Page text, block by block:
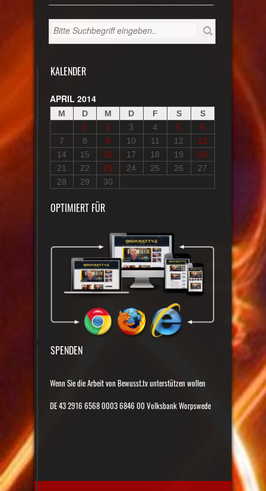
KALENDER
APRIL 2014
M D M D F S
S
1
2 3 4 5
6
7
8 9 10 11 12
13
14
15 16 17 18 19
20
21
22 23 24 25 26
27
28
29 30
OPTIMIERT FÜR
SPENDEN
Wenn Sie die Arbeit von Bewusst.tv unterstützen wollen
DE 43 2916 6568 0003 6846 00 Volksbank Worpswede